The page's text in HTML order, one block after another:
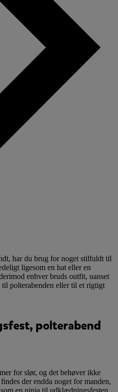
har du brug for noget stilfuldt til
ligesom en hat eller en
enhver bruds outfit, uanset
polterabenden eller til et rigtigt
polterabend
for slør, og det behøver ikke
der endda noget for manden,
en ninja til udklædningsfesten.